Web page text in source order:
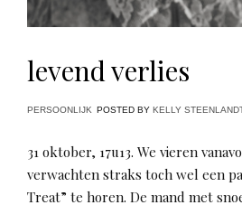
levend verlies
PERSOONLIJK POSTED BY KELLY
31 oktober, 17u13. We vieren
verwachten straks toch wel een
Treat” te horen. De mand met